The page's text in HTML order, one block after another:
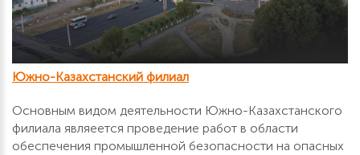
Южно-Казахстанский филиал
Основным видом деятельности Южно-Казахстанского
филиала являеется проведение работ в области
обеспечения промышленной безопасности на опасных